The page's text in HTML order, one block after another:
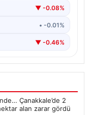
▼ -0.08%
• -0.01%
▼ -0.46%
Çanakkale’de 2
alan zarar gördü